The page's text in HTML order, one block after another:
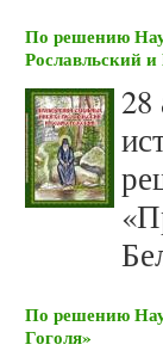
По решению
Рославльский
28
По решению
Гоголя»